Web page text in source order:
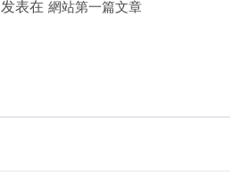
发表在 網站第一篇文章